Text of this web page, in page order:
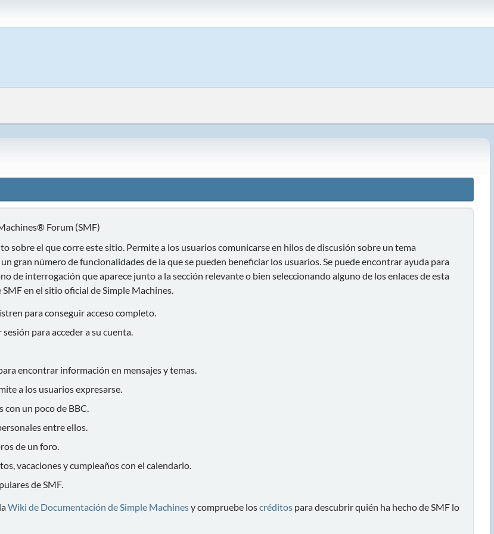
Forum (SMF)
sobre el que corre este sitio. Permite a los usuarios comunicarse en hilos de discusión sobre un tema
gran número de funcionalidades de la que se pueden beneficiar los usuarios. Se puede encontrar ayuda para
de interrogación que aparece junto a la sección relevante o bien seleccionando alguno de los enlaces de esta
en el sitio oficial de Simple Machines.
para conseguir acceso completo.
para acceder a su cuenta.
encontrar información en mensajes y temas.
a los usuarios expresarse.
con un poco de BBC.
entre ellos.
de un foro.
vacaciones y cumpleaños con el calendario.
de SMF.
Wiki de Documentación de Simple Machinesy compruebe loscréditospara descubrir quién ha hecho de SMF lo